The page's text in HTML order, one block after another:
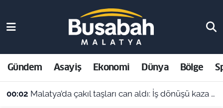
Gündem Asayiş Ekonomi Dünya Bölge
00:02 Malatya’da çakıl taşları can aldı: İş dönüşü kaza yapan motosikletli hayatını kaybetti
Asayiş
Ekonomi
Malatya Nöbetçi Eczaneler
Malatya Hava Durumu
Malatya Namaz Vakitleri